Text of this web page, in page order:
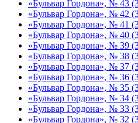
«Бульвар Гордона», № 43
«Бульвар Гордона», № 42
«Бульвар Гордона», № 41
«Бульвар Гордона», № 40
«Бульвар Гордона», № 39
«Бульвар Гордона», № 38
«Бульвар Гордона», № 37
«Бульвар Гордона», № 36
«Бульвар Гордона», № 35
«Бульвар Гордона», № 34
«Бульвар Гордона», № 33
«Бульвар Гордона», № 32